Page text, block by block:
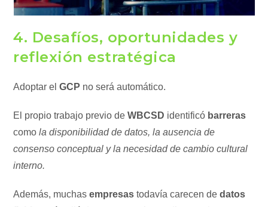
4. Desafíos, oportunidades y
reflexión estratégica
Adoptar elGCP no será automático.
El propio trabajo previo deWBCSD identificó barreras
comola disponibilidad de datos, la ausencia de
consenso conceptual y la necesidad de cambio cultural
interno.
Además, muchasempresas todavía carecen dedatos